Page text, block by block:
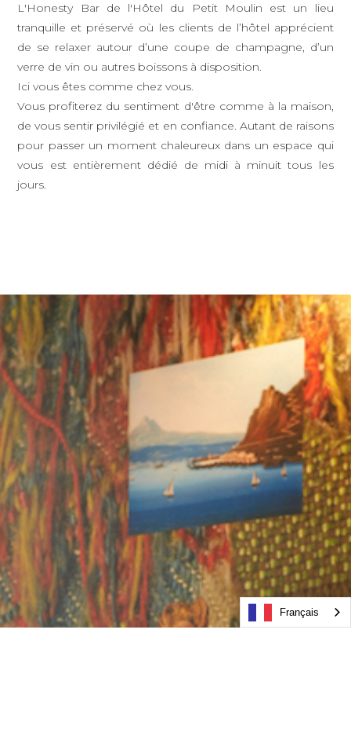
L'Honesty Bar de l'Hôtel du Petit Moulin est un lieu
tranquille et préservé où les clients de l’hôtel apprécient
de se relaxer autour d’une coupe de champagne, d’un
verre de vin ou autres boissons à disposition.
Ici vous êtes comme chez vous.
Vous profiterez du sentiment d'être comme à la maison,
de vous sentir privilégié et en confiance. Autant de raisons
pour passer un moment chaleureux dans un espace qui
vous est entièrement dédié de midi à minuit tous les
jours.
Français